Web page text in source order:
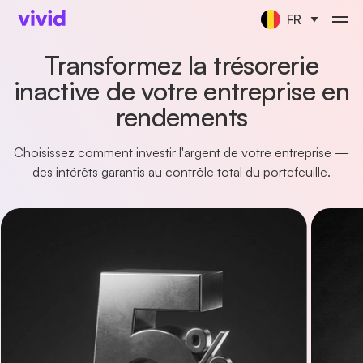
FR
Transformez la trésorerie
inactive de votre entreprise en
rendements
Choisissez comment investir l'argent de votre entreprise —
des intérêts garantis au contrôle total du portefeuille.